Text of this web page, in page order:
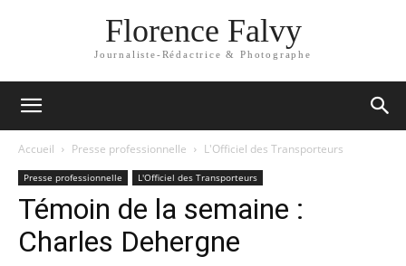
Florence Falvy
Journaliste-Rédactrice & Photographe
Accueil Presse professionnelle L'Officiel des Transporteurs
Presse professionnelle L'Officiel des Transporteurs
Témoin de la semaine :
Charles Dehergne